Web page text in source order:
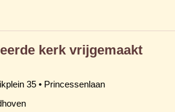
kerk vrijgemaakt
35 • Princessenlaan